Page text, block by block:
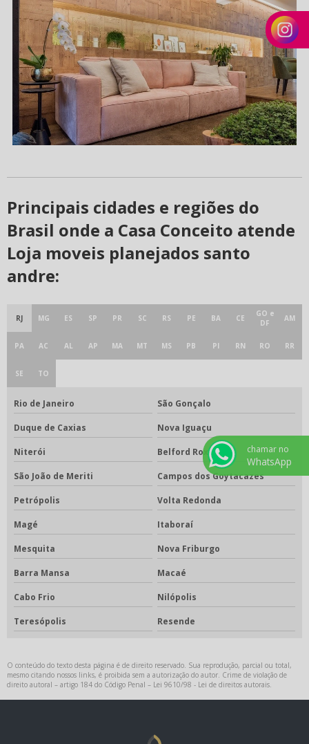
Principais cidades e regiões do
Brasil onde a Casa Conceito atende
Loja moveis planejados santo
andre:
RJ MG ES SP PR SC RS PE BA CE
GO e
DF
AM
PA AC AL AP MA MT MS PB PI RN RO RR
SE TO
Rio de Janeiro São Gonçalo
Duque de Caxias Nova Iguaçu
Niterói Belford Roxo
São João de Meriti Campos dos Goytacazes
Petrópolis Volta Redonda
Magé Itaboraí
Mesquita Nova Friburgo
Barra Mansa Macaé
Cabo Frio Nilópolis
Teresópolis Resende
O conteúdo do texto desta página é de direito reservado. Sua reprodução, parcial ou total,
mesmo citando nossos links, é proibida sem a autorização do autor. Crime de violação de
direito autoral – artigo 184 do Código Penal – Lei 9610/98 - Lei de direitos autorais
chamar no
WhatsApp